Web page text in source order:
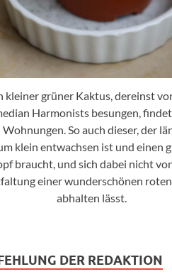
kleiner grüner Kaktus, dereinst
Harmonists besungen,
So auch dieser, der
klein entwachsen ist und einen
braucht, und sich dabei nicht
einer wunderschönen
abhalten lässt.
DER REDAKTION